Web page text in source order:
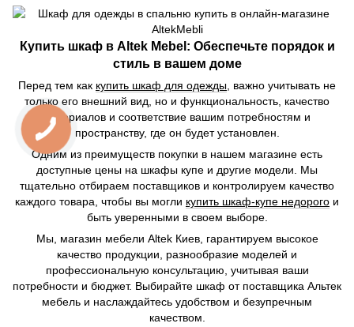
Купить шкаф в Altek Mebel: Обеспечьте порядок и
стиль в вашем доме
Перед тем как купить шкаф для одежды, важно учитывать не
только его внешний вид, но и функциональность, качество
материалов и соответствие вашим потребностям и
пространству, где он будет установлен.
Одним из преимуществ покупки в нашем магазине есть
доступные цены на шкафы купе и другие модели. Мы
тщательно отбираем поставщиков и контролируем качество
каждого товара, чтобы вы могли купить шкаф-купе недорого и
быть уверенными в своем выборе.
Мы, магазин мебели Altek Киев, гарантируем высокое
качество продукции, разнообразие моделей и
профессиональную консультацию, учитывая ваши
потребности и бюджет. Выбирайте шкаф от поставщика Альтек
мебель и наслаждайтесь удобством и безупречным
качеством.